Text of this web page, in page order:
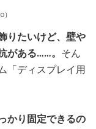
りたいけど、壁や
がある……。 そん
「ディスプレイ用
かり固定できるの